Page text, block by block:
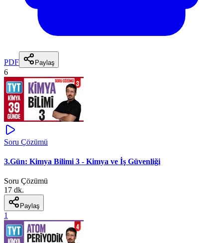
PDF Paylaş
6
Soru Çözümü
3.Gün: Kimya Bilimi 3 - Kimya ve İş Güvenliği
Soru Çözümü
17 dk.
Paylaş
1